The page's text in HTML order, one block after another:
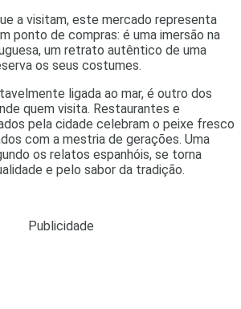
a visitam, este mercado representa
ponto de compras: é uma imersão na
um retrato autêntico de uma
os seus costumes.
ligada ao mar, é outro dos
quem visita. Restaurantes e
pela cidade celebram o peixe fresco
com a mestria de gerações. Uma
os relatos espanhóis, se torna
e pelo sabor da tradição.
Publicidade